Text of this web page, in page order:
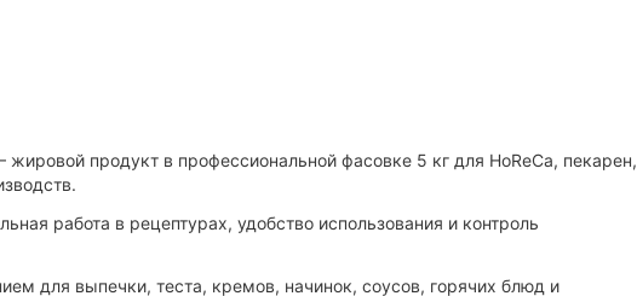
продукт в профессиональной фасовке 5 кг для HoReCa, пекарен,
работа в рецептурах, удобство использования и контроль
для выпечки, теста, кремов, начинок, соусов, горячих блюд и